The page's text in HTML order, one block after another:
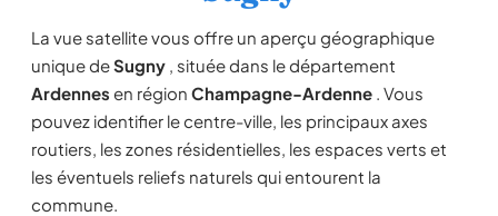
La vue satellite vous offre un aperçu géographique
unique deSugny , située dans le département
Ardennes en région Champagne-Ardenne . Vous
pouvez identifier le centre-ville, les principaux axes
routiers, les zones résidentielles, les espaces verts et
les éventuels reliefs naturels qui entourent la
commune.